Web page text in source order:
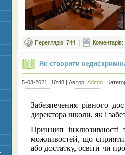
Переглядів: 744 | Коментарів:
Як створити
5-08-2021, 10:48 | Автор: Admin |
Забезпечення рівного
директора школи, як і
Принцип інклюзивності
можливостей, що
або достатку, освіти чи